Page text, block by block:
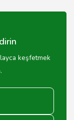
keşfetmek